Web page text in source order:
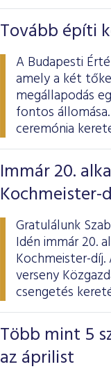
Tovább építi
A Budapesti
amely a két
megállapodás
fontos
ceremónia
Immár 20.
Kochmeister-
Gratulálunk
Idén immár 20.
Kochmeister-díj.
verseny
csengetés
Több mint 5
az áprilist